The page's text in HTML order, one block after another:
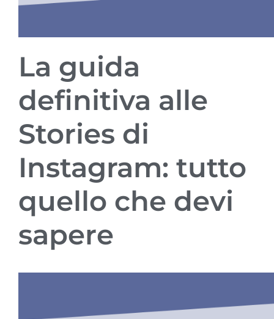
La guida
definitiva alle
Stories di
Instagram: tutto
quello che devi
sapere